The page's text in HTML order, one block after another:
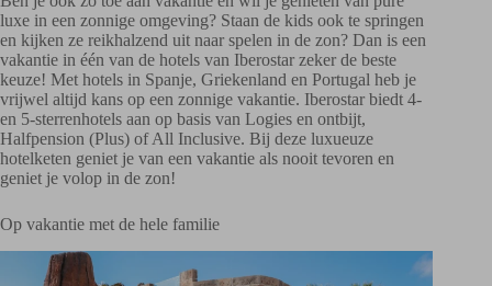
luxe in een zonnige omgeving? Staan de kids ook te springen
en kijken ze reikhalzend uit naar spelen in de zon? Dan is een
vakantie in één van de hotels van Iberostar zeker de beste
keuze! Met hotels in Spanje, Griekenland en Portugal heb je
vrijwel altijd kans op een zonnige vakantie. Iberostar biedt 4-
en 5-sterrenhotels aan op basis van Logies en ontbijt,
Halfpension (Plus) of All Inclusive. Bij deze luxueuze
hotelketen geniet je van een vakantie als nooit tevoren en
geniet je volop in de zon!
Op vakantie met de hele familie